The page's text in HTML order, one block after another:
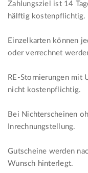
Zahlungsziel ist 14
hälftig kostenpflichtig.
Einzelkarten können
oder verrechnet
RE-Stornierungen mit
nicht kostenpflichtig.
Bei Nichterscheinen
Inrechnungstellung.
Gutscheine werden
Wunsch hinterlegt.